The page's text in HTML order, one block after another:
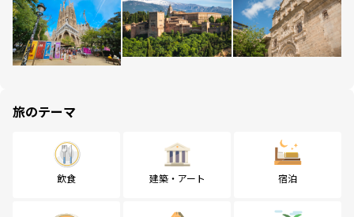
旅のテーマ
飲食 建築・アート 宿泊